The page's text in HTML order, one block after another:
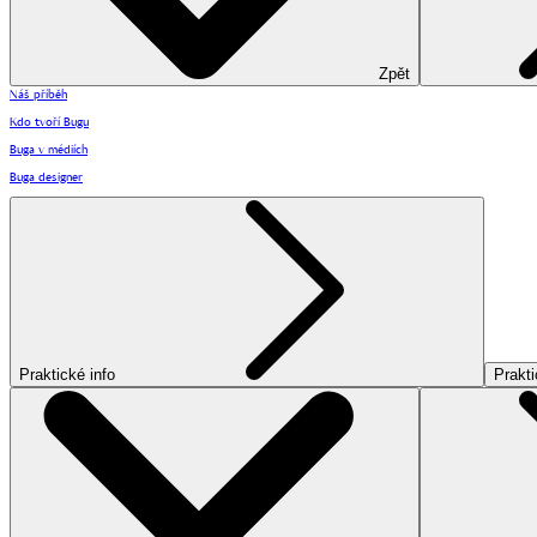
Zpět
Náš příběh
Kdo tvoří Bugu
Buga v médiích
Buga designer
Praktické info